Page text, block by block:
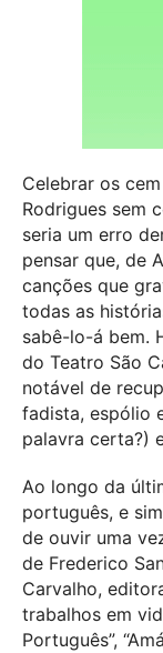
Celebrar os
Rodrigues sem
seria um erro
pensar que, de
canções que
todas as
sabê-lo-á bem.
do Teatro São
notável de
fadista, espólio
palavra certa?)
Ao longo da
português, e
de ouvir uma
de Frederico
Carvalho,
trabalhos em
Português”,